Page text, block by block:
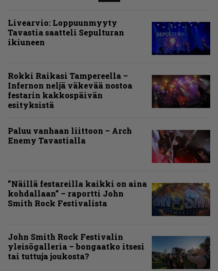
Livearvio: Loppuunmyyty
Tavastia saatteli Sepulturan
ikiuneen
Rokki Raikasi Tampereella –
Infernon neljä väkevää nostoa
festarin kakkospäivän
esityksistä
Paluu vanhaan liittoon – Arch
Enemy Tavastialla
”Näillä festareilla kaikki on aina
kohdallaan” – raportti John
Smith Rock Festivalista
John Smith Rock Festivalin
yleisögalleria – bongaatko itsesi
tai tuttuja joukosta?